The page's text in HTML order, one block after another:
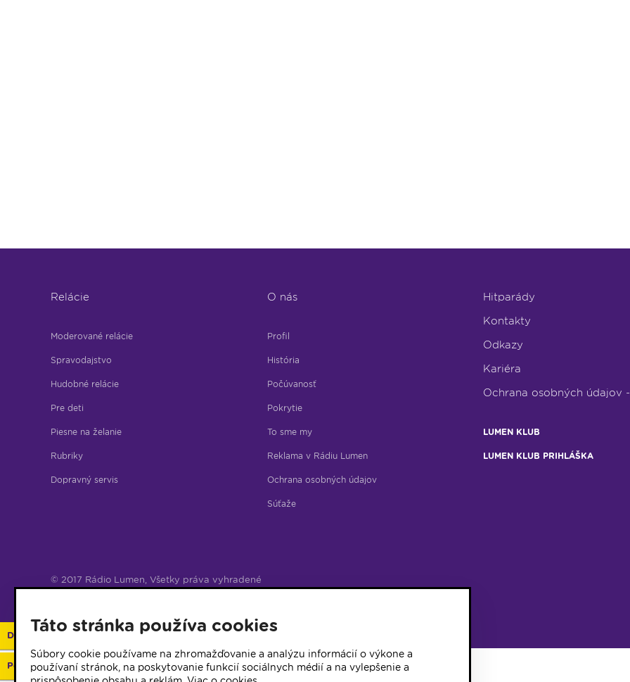
Relácie
Moderované relácie
Spravodajstvo
Hudobné relácie
Pre deti
Piesne na želanie
Rubriky
Dopravný servis
O nás
Profil
História
Počúvanosť
Pokrytie
To sme my
Reklama v Rádiu Lumen
Ochrana osobných údajov
Súťaže
Hitparády
Kontakty
Odkazy
Kariéra
Ochrana osobných údajov
LUMEN KLUB
LUMEN KLUB PRIHLÁŠKA
© 2017 Rádio Lumen, Všetky práva vyhradené
Darujte 2%
Podporte vaše rádio
Táto stránka používa cookies
Súbory cookie používame na zhromažďovanie a analýzu informácií o výkone a
používaní stránok, na poskytovanie funkcií sociálnych médií a na vylepšenie a